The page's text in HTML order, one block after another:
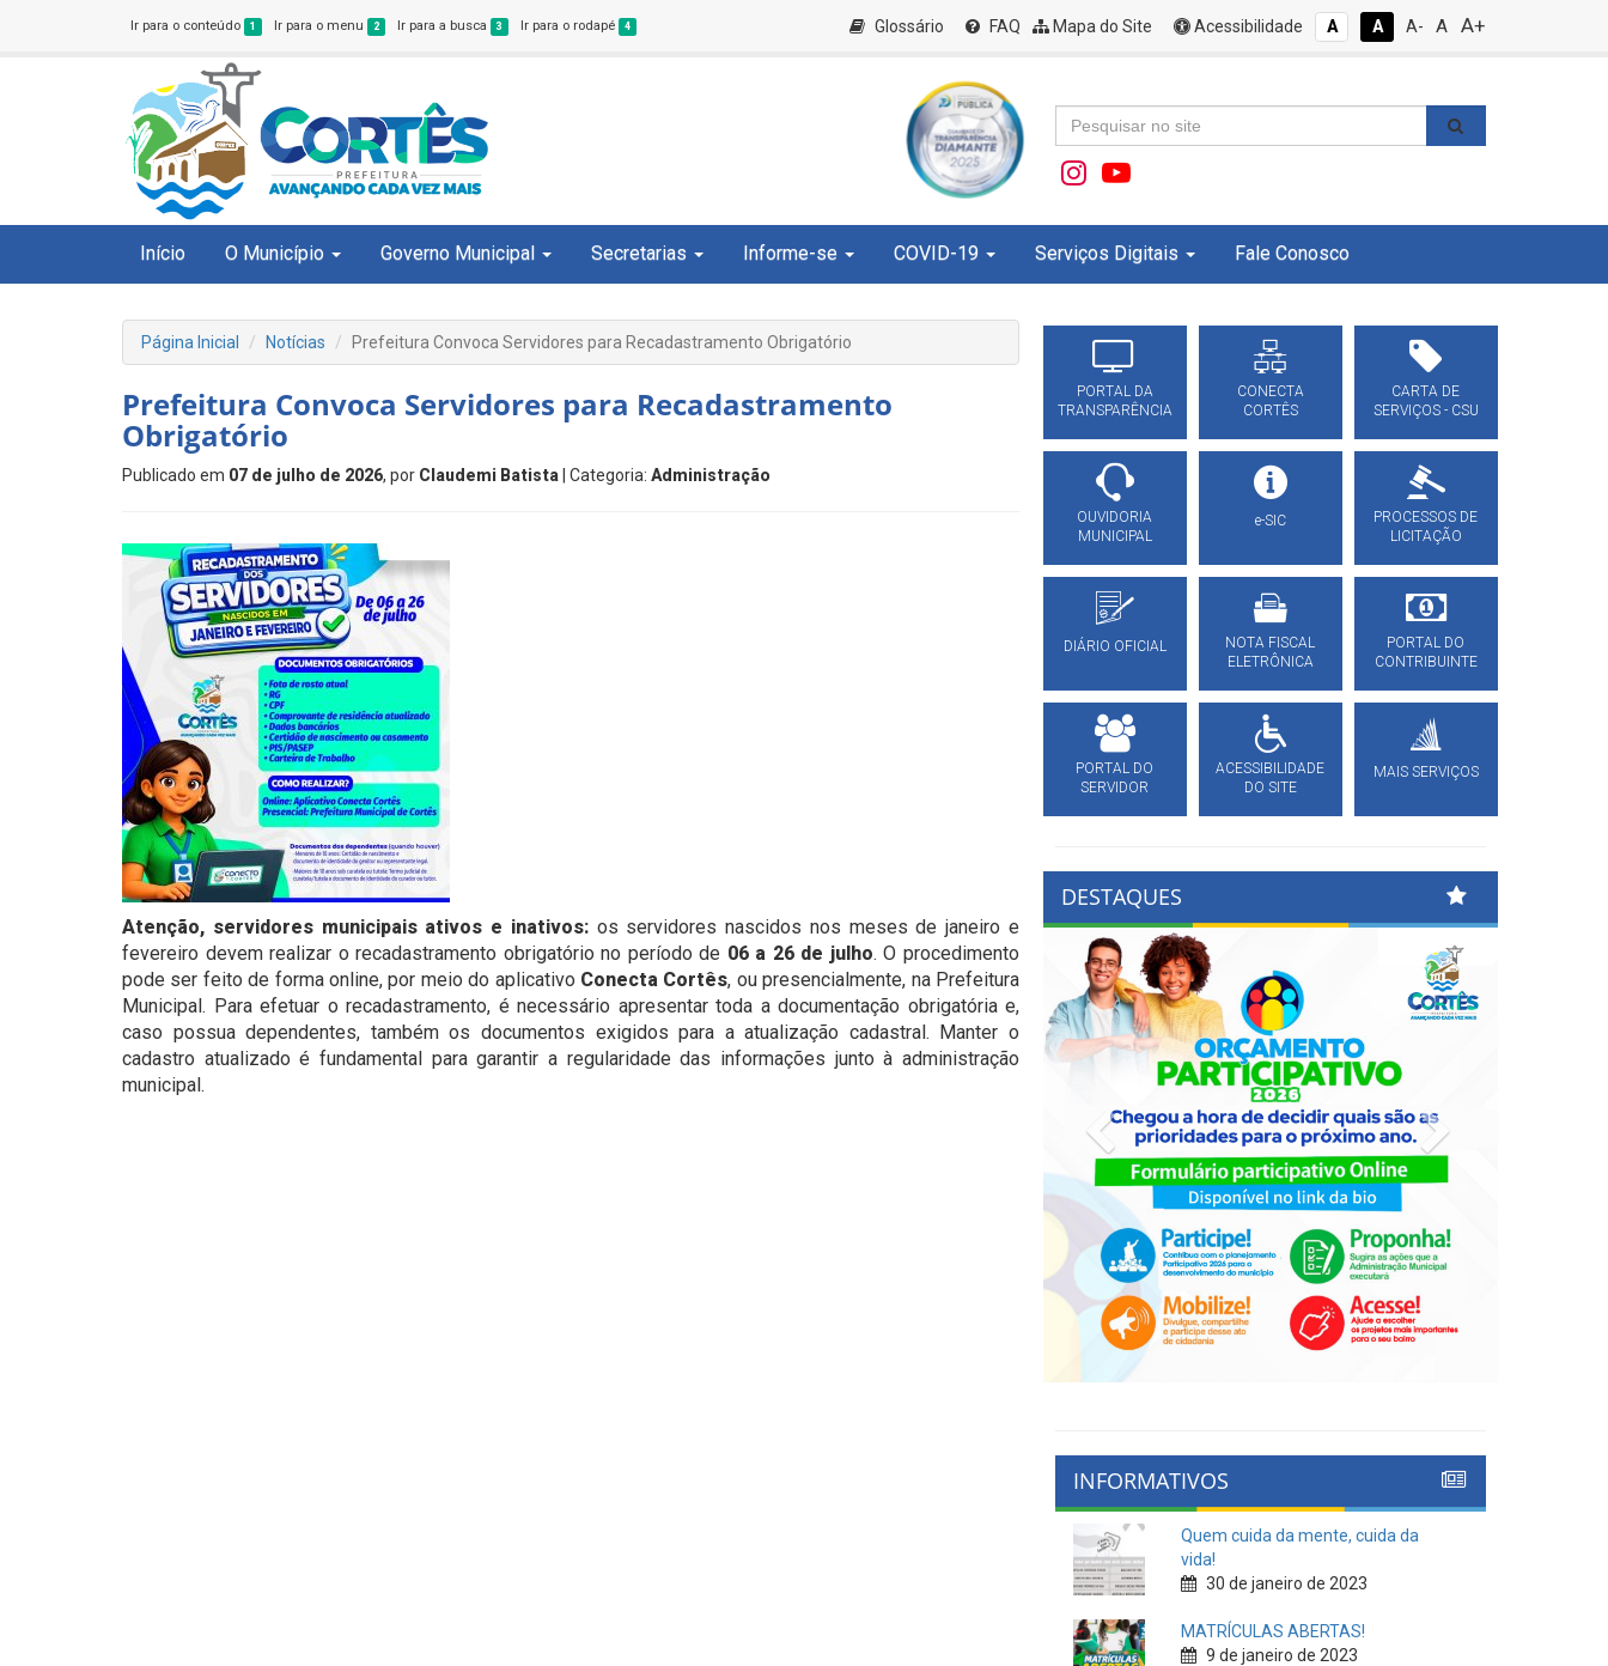
Ir para o conteúdo 1 Ir para o menu 2 Ir para a busca 3 Ir para o rodapé 4 Glossário FAQ Mapa do Site Acessibilidade A A A- A A+
Início O Município Governo Municipal Secretarias Informe-se COVID-19 Serviços Digitais Fale Conosco
Página Inicial Notícias Prefeitura Convoca Servidores para Recadastramento Obrigatório
Prefeitura Convoca Servidores para Recadastramento
Obrigatório
Publicado em 07 de julho de 2026, por Claudemi Batista | Categoria: Administração
Atenção, servidores municipais ativos e inativos:os servidores nascidos nos meses de janeiro e
fevereiro devem realizar o recadastramento obrigatório no período de 06 a 26 de julho. O procedimento
pode ser feito de forma online, por meio do aplicativo Conecta Cortês, ou presencialmente, na Prefeitura
Municipal. Para efetuar o recadastramento, é necessário apresentar toda a documentação obrigatória e,
caso possua dependentes, também os documentos exigidos para a atualização cadastral. Manter o
cadastro atualizado é fundamental para garantir a regularidade das informações junto à administração
municipal.
PORTAL DA
TRANSPARÊNCIA
CONECTA
CORTÊS
CARTA DE
SERVIÇOS - CSU
OUVIDORIA
MUNICIPAL
e-SIC
PROCESSOS DE
LICITAÇÃO
DIÁRIO OFICIAL
NOTA FISCAL
ELETRÔNICA
PORTAL DO
CONTRIBUINTE
PORTAL DO
SERVIDOR
ACESSIBILIDADE
DO SITE
MAIS SERVIÇOS
DESTAQUES
Previous
INFORMATIVOS
Quem cuida da mente, cuida da
vida!
30 de janeiro de 2023
MATRÍCULAS ABERTAS!
9 de janeiro de 2023